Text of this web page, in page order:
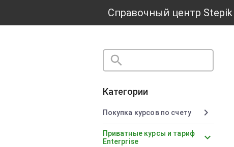
Справочный центр Stepik
search
Категории
Покупка курсов по счету chevron_right
Приватные курсы и тариф
Enterprise
chevron_right